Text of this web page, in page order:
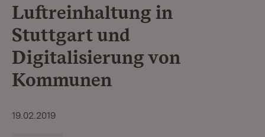
Luftreinhaltung in
Stuttgart und
Digitalisierung von
Kommunen
19.02.2019